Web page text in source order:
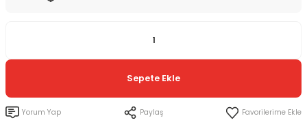
Sepete Ekle
Yorum Yap Paylaş